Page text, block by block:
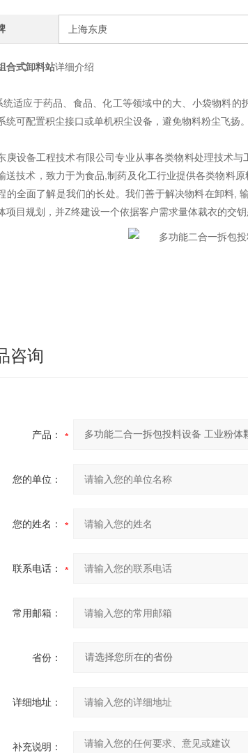
上海东庚
合式卸料站详细介绍
统适应于药品、食品、化工等领域中的大、小袋物料
统可配置积尘接口或单机积尘设备，避免物料粉尘飞扬。
庚设备工程技术有限公司专业从事各类物料处理技术
送技术，致力于为食品,制药及化工行业提供各类物料
的全面了解是我们的长处。我们善于解决物料在卸料,
项目规划，并Z终建设一个依据客户需求量体裁衣的交钥
咨询
产品：
您的单位：
您的姓名：
联系电话：
常用邮箱：
省份：
详细地址：
补充说明：